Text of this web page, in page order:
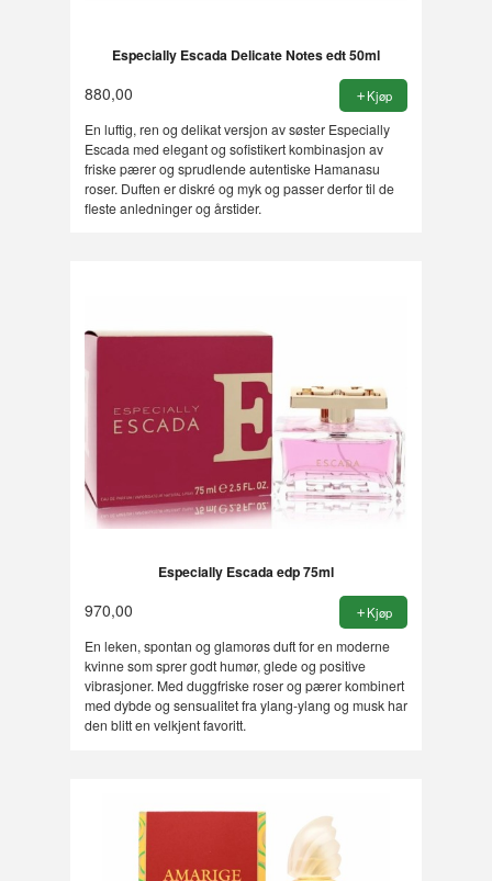
Especially Escada Delicate Notes edt 50ml
880,00 Kjøp
En luftig, ren og delikat versjon av søster Especially
Escada med elegant og sofistikert kombinasjon av
friske pærer og sprudlende autentiske Hamanasu
roser. Duften er diskré og myk og passer derfor til de
fleste anledninger og årstider.
Especially Escada edp 75ml
970,00 Kjøp
En leken, spontan og glamorøs duft for en moderne
kvinne som sprer godt humør, glede og positive
vibrasjoner. Med duggfriske roser og pærer kombinert
med dybde og sensualitet fra ylang-ylang og musk har
den blitt en velkjent favoritt.